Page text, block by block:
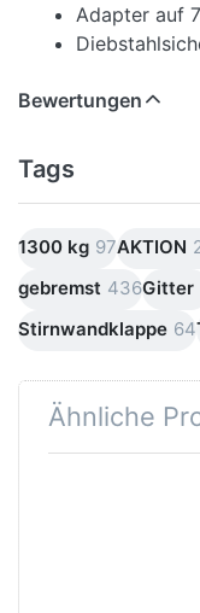
Adapter auf
Bewertungen
Tags
1300 kg 97AKTION
gebremst 436Gitter
Stirnwandklappe 64
Ähnliche